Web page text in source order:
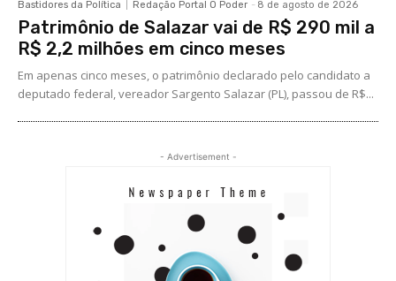
Bastidores da Política Redação Portal O Poder - 8 de agosto de 2026
Patrimônio de Salazar vai de R$ 290 mil a
R$ 2,2 milhões em cinco meses
Em apenas cinco meses, o patrimônio declarado pelo candidato a
deputado federal, vereador Sargento Salazar (PL), passou de R$...
- Advertisement -